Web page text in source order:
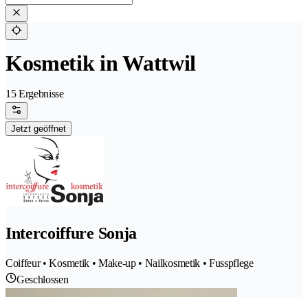
Kosmetik in Wattwil
15 Ergebnisse
Jetzt geöffnet
Intercoiffure Sonja
Coiffeur • Kosmetik • Make-up • Nailkosmetik • Fusspflege
Geschlossen